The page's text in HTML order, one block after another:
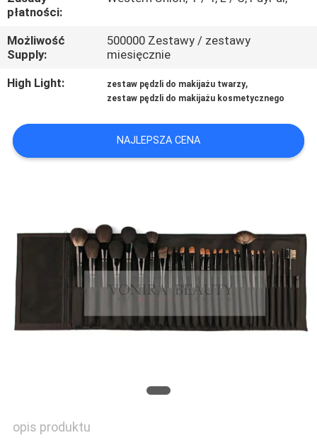
POLICY
płatności:
Możliwość
Supply:
500000 Zestawy / zestawy
miesięcznie
High Light:
zestaw pędzli do makijażu twarzy,
zestaw pędzli do makijażu kosmetycznego
NAJLEPSZA CENA
opis produktu